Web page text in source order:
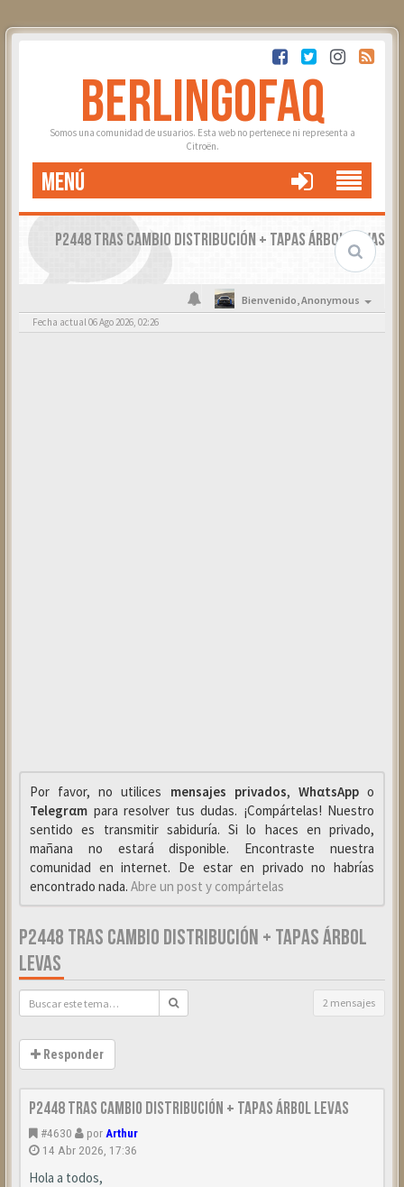
BERLINGOFAQ
Somos una comunidad de usuarios. Esta web no pertenece ni representa a
Citroën.
MENÚ
P2448 TRAS CAMBIO DISTRIBUCIÓN + TAPAS ÁRBOL LEVAS
Bienvenido,Anonymous
Fecha actual 06 Ago 2026, 02:26
Por favor, no utilices mensajes privados, WhαtsAppo
Telegrαm para resolver tus dudas. ¡Compártelas! Nuestro
sentido es transmitir sabiduría. Si lo haces en privado,
mañana no estará disponible. Encontraste nuestra
comunidad en internet. De estar en privado no habrías
encontrado nada. Abre un post y compártelas
P2448 TRAS CAMBIO DISTRIBUCIÓN + TAPAS ÁRBOL
LEVAS
2 mensajes
Responder
P2448 tras cambio distribución + tapas árbol levas
#4630 por Arthur
14 Abr 2026, 17:36
Hola a todos,